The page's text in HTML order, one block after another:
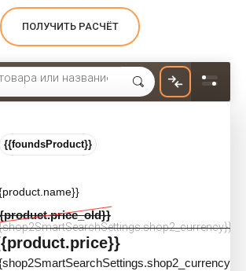
ПОЛУЧИТЬ РАСЧЁТ
{{foundsProduct}}
Tarkett IQ Eminent 21030143
Tarkett IQ